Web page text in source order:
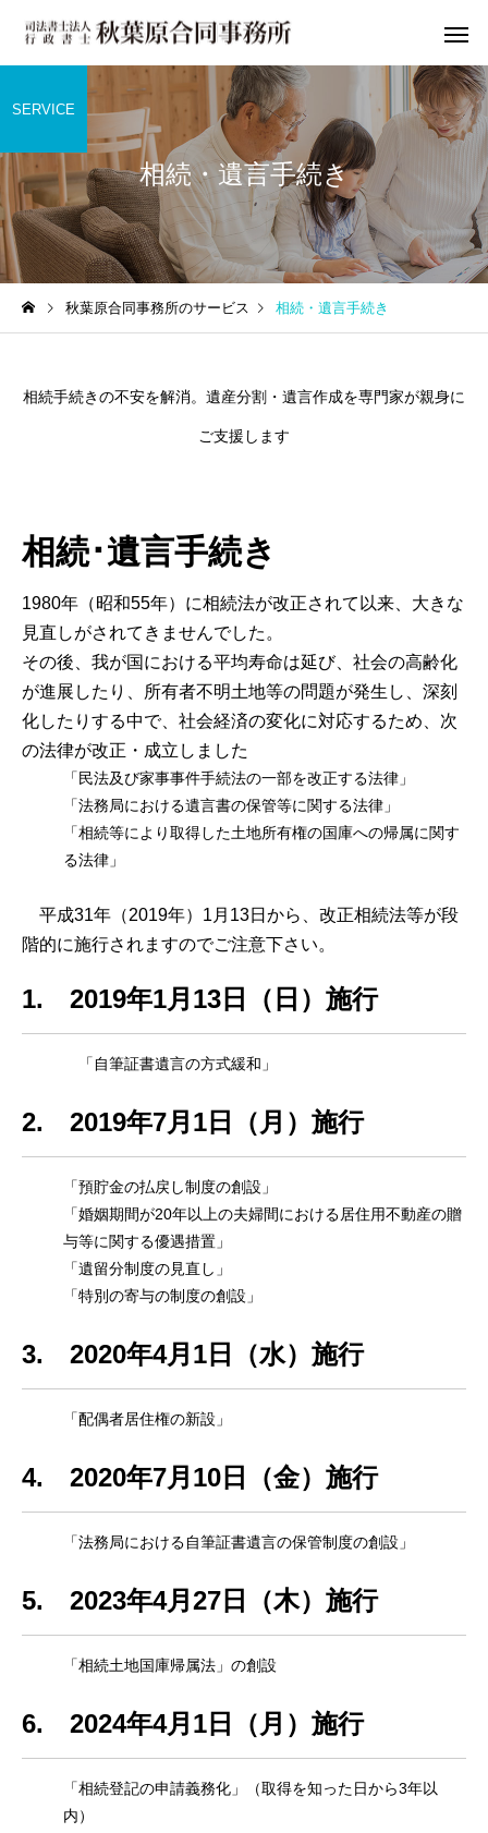
相続・遺言手続き
SERVICE
秋葉原合同事務所のサービス 相続・遺言手続き
相続手続きの不安を解消。遺産分割・遺言作成を専門家が親身に
ご支援します
相続･遺言手続き
1980年（昭和55年）に相続法が改正されて以来、大きな
見直しがされてきませんでした。
その後、我が国における平均寿命は延び、社会の高齢化
が進展したり、所有者不明土地等の問題が発生し、深刻
化したりする中で、社会経済の変化に対応するため、次
の法律が改正・成立しました
「民法及び家事事件手続法の一部を改正する法律」
「法務局における遺言書の保管等に関する法律」
「相続等により取得した土地所有権の国庫への帰属に関す
る法律」
平成31年（2019年）1月13日から、改正相続法等が段
階的に施行されますのでご注意下さい。
1. 2019年1月13日（日）施行
「自筆証書遺言の方式緩和」
2. 2019年7月1日（月）施行
「預貯金の払戻し制度の創設」
「婚姻期間が20年以上の夫婦間における居住用不動産の贈
与等に関する優遇措置」
「遺留分制度の見直し」
「特別の寄与の制度の創設」
3. 2020年4月1日（水）施行
「配偶者居住権の新設」
4. 2020年7月10日（金）施行
「法務局における自筆証書遺言の保管制度の創設」
5. 2023年4月27日（木）施行
「相続土地国庫帰属法」の創設
6. 2024年4月1日（月）施行
「相続登記の申請義務化」（取得を知った日から3年以
内）